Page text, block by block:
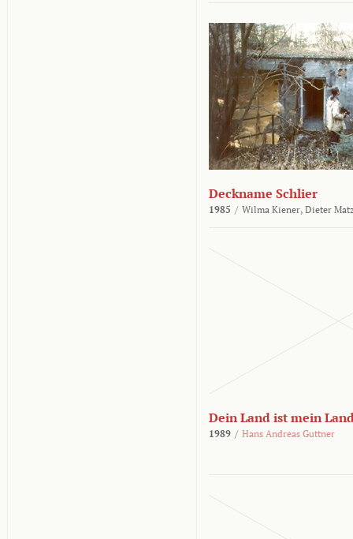
Deckname Schlier
1985 / Wilma Kiener, Dieter
Dein Land ist mein
1989 / Hans Andreas Guttner